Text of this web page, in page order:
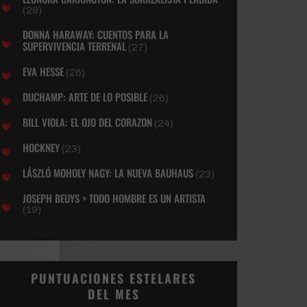
(29)
DONNA HARAWAY: CUENTOS PARA LA
SUPERVIVENCIA TERRENAL (27)
EVA HESSE (26)
DUCHAMP: ARTE DE LO POSIBLE (26)
BILL VIOLA: EL OJO DEL CORAZON (24)
HOCKNEY (23)
LÁSZLÓ MOHOLY NAGY: LA NUEVA BAUHAUS (23)
JOSEPH BEUYS > TODO HOMBRE ES UN ARTISTA
(19)
PUNTUACIONES ESTELARES
DEL MES